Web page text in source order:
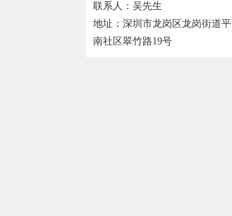
联系人：吴先生
地址：深圳市龙岗区龙岗街道平
南社区翠竹路19号